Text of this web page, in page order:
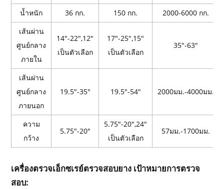
น้ำหนัก 36 กก. 150 กก.
2000-6000 กก.
เส้นผ่าน
ศูนย์กลาง
ภายใน
14"-22",12"
เป็นตัวเลือก
17"-25",15"
เป็นตัวเลือก
35"-63"
เส้นผ่าน
ศูนย์กลาง
ภายนอก
19.5"-35" 19.5"-54" 2000มม.-4000มม.
ความ
กว้าง
5.75"-20"
5.75"-20",24"
เป็นตัวเลือก
57มม.-1700มม.
เครื่องตรวจเอ็กซเรย์ตรวจสอบยาง เป้าหมายการตรวจ
สอบ: